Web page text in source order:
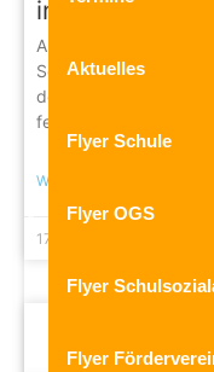
Aktuelles
Flyer Schule
Flyer OGS
Flyer
Flyer
in die
Am 17.07.2026, dem
Sommerferien, wurde
der 2. Stunde wurden
festlichen Feierstunde
WEITERLESEN »
17. Juli 2026